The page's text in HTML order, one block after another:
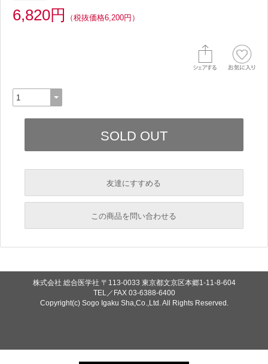
6,820円 （税抜価格6,200円）
友達にすすめる
必須
必須
必須
この商品を問い合わせる
必須
株式会社 総合医学社 〒113-0033 東京都文京区本郷1-11-8-604
TEL／FAX 03-6388-6400
Copyright(c) Sogo Igaku Sha,Co.,Ltd. All Rights Reserved.